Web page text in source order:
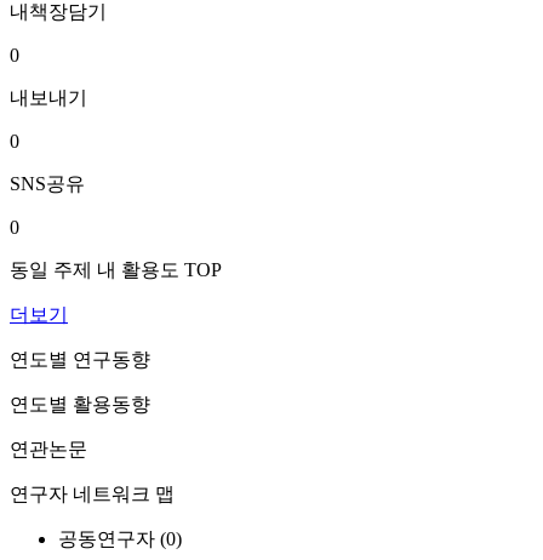
내책장담기
0
내보내기
0
SNS공유
0
동일 주제 내 활용도 TOP
더보기
연도별 연구동향
연도별 활용동향
연관논문
연구자 네트워크 맵
공동연구자 (0)